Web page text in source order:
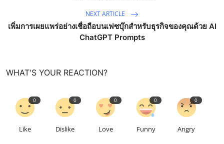
NEXT ARTICLE
เพิ่มการเผยแพร่อย่างเชื่อถือบนเฟซบุ๊กสำหรับธุรกิจของคุณด้วย AI
ChatGPT Prompts
WHAT'S YOUR REACTION?
0
Like
0
Dislike
0
Love
0
Funny
0
Angry